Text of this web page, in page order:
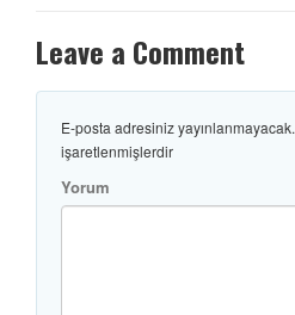
Leave a Comment
E-posta adresiniz yayınlanmayacak.
işaretlenmişlerdir
Yorum